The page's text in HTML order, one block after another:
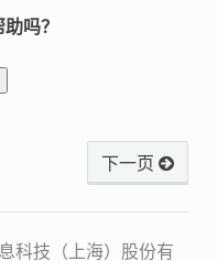
吗？
下一页
科技（上海）股份有